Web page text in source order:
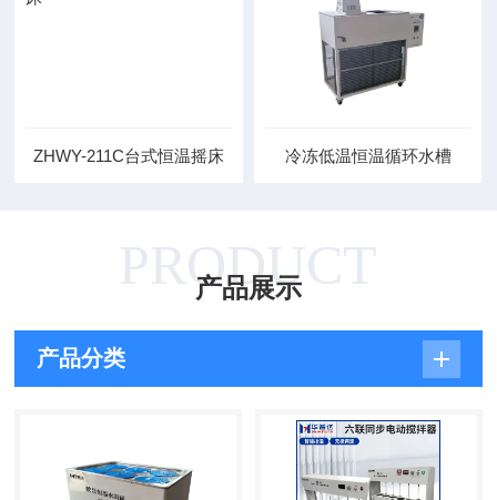
ZHWY-211C台式恒温摇床 冷冻低温恒温循环水槽
PRODUCT
产品展示
产品分类